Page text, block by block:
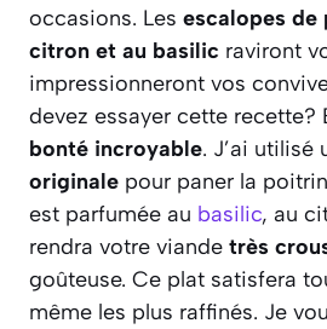
occasions. Les escalopes de
citron et au basilic raviront
impressionneront vos
devez essayer cette recette?
bonté incroyable. J’ai utilisé
originale pour paner la
est parfumée au basilic, au
rendra votre viande très
goûteuse. Ce plat satisfera
même les plus raffinés. Je